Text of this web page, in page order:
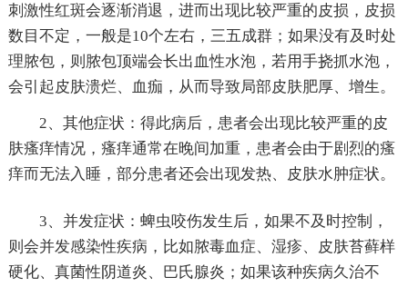
刺激性红斑会逐渐消退，进而出现比较严重的皮损，皮损
数目不定，一般是10个左右，三五成群；如果没有及时处
理脓包，则脓包顶端会长出血性水泡，若用手挠抓水泡，
会引起皮肤溃烂、血痂，从而导致局部皮肤肥厚、增生。
2、其他症状：得此病后，患者会出现比较严重的皮
肤瘙痒情况，瘙痒通常在晚间加重，患者会由于剧烈的瘙
痒而无法入睡，部分患者还会出现发热、皮肤水肿症状。
3、并发症状：蜱虫咬伤发生后，如果不及时控制，
则会并发感染性疾病，比如脓毒血症、湿疹、皮肤苔藓样
硬化、真菌性阴道炎、巴氏腺炎；如果该种疾病久治不